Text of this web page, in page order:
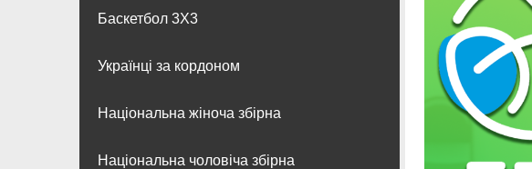
Баскетбол 3Х3
Українці за кордоном
Національна жіноча збірна
Національна чоловіча збірна